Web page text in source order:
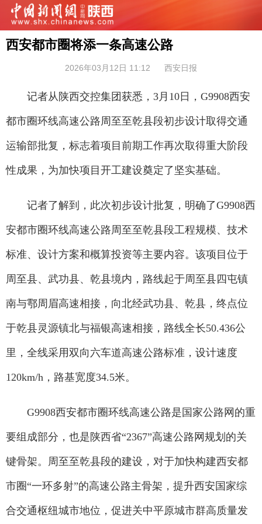
西安都市圈将添一条高速公路
2026年03月12日 11:12 西安日报
记者从陕西交控集团获悉，3月10日，G9908西安
都市圈环线高速公路周至至乾县段初步设计取得交通
运输部批复，标志着项目前期工作再次取得重大阶段
性成果，为加快项目开工建设奠定了坚实基础。
记者了解到，此次初步设计批复，明确了G9908西
安都市圈环线高速公路周至至乾县段工程规模、技术
标准、设计方案和概算投资等主要内容。该项目位于
周至县、武功县、乾县境内，路线起于周至县四屯镇
南与鄠周眉高速相接，向北经武功县、乾县，终点位
于乾县灵源镇北与福银高速相接，路线全长50.436公
里，全线采用双向六车道高速公路标准，设计速度
120km/h，路基宽度34.5米。
G9908西安都市圈环线高速公路是国家公路网的重
要组成部分，也是陕西省“2367”高速公路网规划的关
键骨架。周至至乾县段的建设，对于加快构建西安都
市圈“一环多射”的高速公路主骨架，提升西安国家综
合交通枢纽城市地位，促进关中平原城市群高质量发